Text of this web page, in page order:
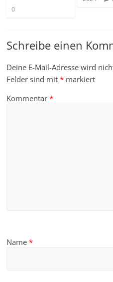
0
Schreibe einen
Deine E-Mail-Adresse wird
Felder sind mit* markiert
Kommentar*
Name*